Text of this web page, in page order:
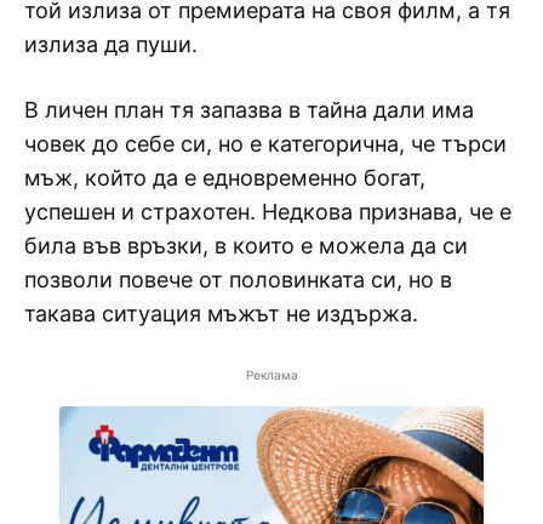
той излиза от премиерата на своя филм, а тя
излиза да пуши.
В личен план тя запазва в тайна дали има
човек до себе си, но е категорична, че търси
мъж, който да е едновременно богат,
успешен и страхотен. Недкова признава, че е
била във връзки, в които е можела да си
позволи повече от половинката си, но в
такава ситуация мъжът не издържа.
Реклама